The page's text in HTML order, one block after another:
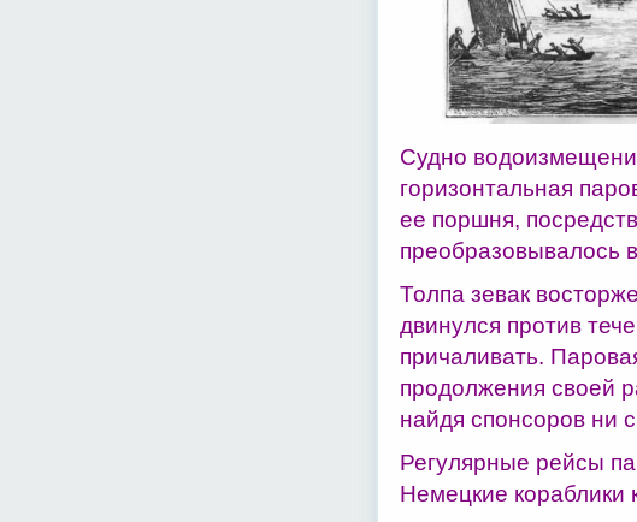
Судно
горизонтальная
ее поршня,
преобразовывалось
Толпа зевак
двинулся против
причаливать.
продолжения своей
найдя спонсоров ни
Регулярные рейсы
Немецкие кораблики